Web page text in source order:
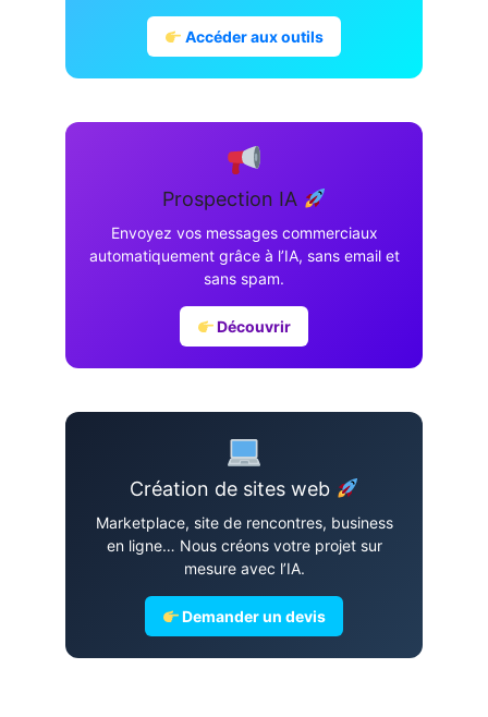
Accéder aux outils
Prospection IA
Envoyez vos messages commerciaux
automatiquement grâce à l’IA, sans email et
sans spam.
Découvrir
Création de sites web
Marketplace, site de rencontres, business
en ligne… Nous créons votre projet sur
mesure avec l’IA.
Demander un devis